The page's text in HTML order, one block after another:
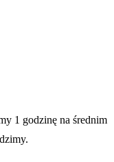
1 godzinę na średnim